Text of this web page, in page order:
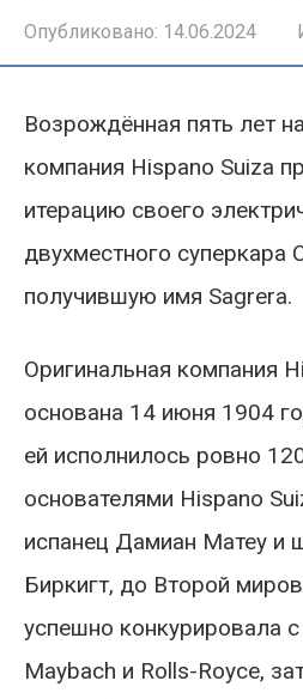
Опубликовано: 14.06.2024
Возрождённая пять лет
компания Hispano Suiza
итерацию своего
двухместного суперкара
получившую имя Sagrera.
Оригинальная компания
основана 14 июня 1904
ей исполнилось ровно
основателями Hispano
испанец Дамиан Матеу и
Биркигт, до Второй
успешно конкурировала
Maybach и Rolls-Royce,